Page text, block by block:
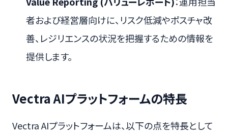
者および経営層向けに、リスク低減やポスチャ改
善、レジリエンスの状況を把握するための情報を
提供します。
Vectra AIプラットフォームの特長
Vectra AIプラットフォームは、以下の点を特長として